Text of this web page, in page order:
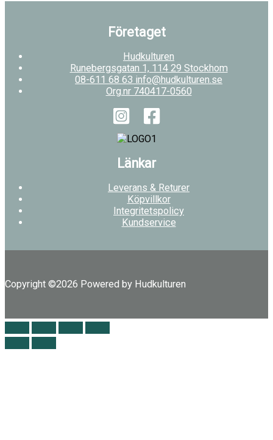
Företaget
Hudkulturen
Runebergsgatan 1, 114 29 Stockhom
08-611 68 63 info@hudkulturen.se
Org.nr 740417-0560
Länkar
Leverans & Returer
Köpvillkor
Integritetspolicy
Kundservice
Copyright ©2026 Powered by Hudkulturen